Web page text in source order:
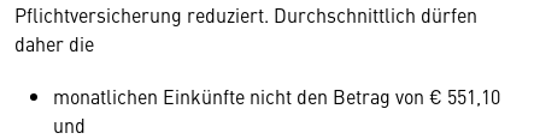
Pflichtversicherung reduziert. Durchschnittlich dürfen
daher die
monatlichen Einkünfte nicht den Betrag von € 551,10
und